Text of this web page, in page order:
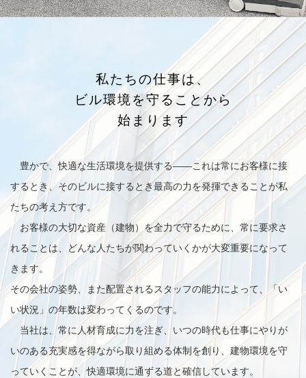
私たちの仕事は、
ビル環境を守ることから
始まります
豊かで、快適な生活環境を提供する——これは常にお客様に接
するとき、そのビルに接するとき最高の力を発揮できることが私
たちの考え方です。
お客様の大切な資産（建物）を全力で守るために、常に要求さ
れることは、どんな人たちが関わっていくかが大変重要になって
きます。
その会社の姿勢、また配置されるスタッフの能力によって、「い
い状況」の年数は変わってくるのです。
当社は、常に人材育成に力を注ぎ、いつの時代も仕事にやりが
いのある充実感を得ながら取り組める体制を創り、建物環境を守
っていくことが、快適環境に通ずる道と確信しています。